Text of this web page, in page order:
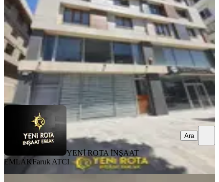
2+0·95 m²·3. Kat·31.07.2026
17.000 ₺
YENİ ROTA İNŞAAT EMLAKFaruk ATCI
Ara
YENİ ROTA İNŞAAT
EMLAKFaruk ATCI
Ara